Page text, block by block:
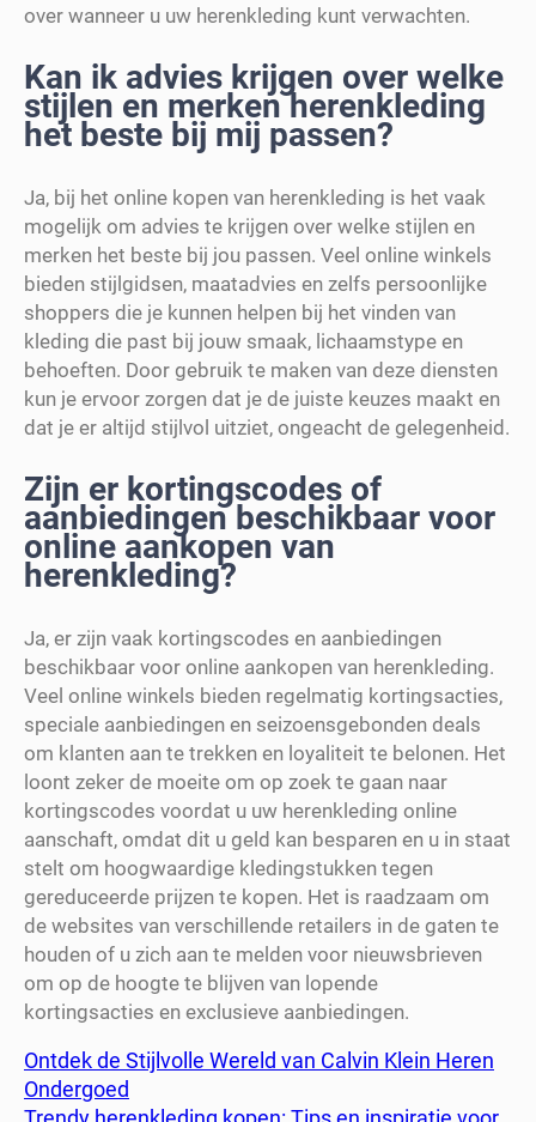
over wanneer u uw herenkleding kunt verwachten.
Kan ik advies krijgen over welke
stijlen en merken herenkleding
het beste bij mij passen?
Ja, bij het online kopen van herenkleding is het vaak
mogelijk om advies te krijgen over welke stijlen en
merken het beste bij jou passen. Veel online winkels
bieden stijlgidsen, maatadvies en zelfs persoonlijke
shoppers die je kunnen helpen bij het vinden van
kleding die past bij jouw smaak, lichaamstype en
behoeften. Door gebruik te maken van deze diensten
kun je ervoor zorgen dat je de juiste keuzes maakt en
dat je er altijd stijlvol uitziet, ongeacht de gelegenheid.
Zijn er kortingscodes of
aanbiedingen beschikbaar voor
online aankopen van
herenkleding?
Ja, er zijn vaak kortingscodes en aanbiedingen
beschikbaar voor online aankopen van herenkleding.
Veel online winkels bieden regelmatig kortingsacties,
speciale aanbiedingen en seizoensgebonden deals
om klanten aan te trekken en loyaliteit te belonen. Het
loont zeker de moeite om op zoek te gaan naar
kortingscodes voordat u uw herenkleding online
aanschaft, omdat dit u geld kan besparen en u in staat
stelt om hoogwaardige kledingstukken tegen
gereduceerde prijzen te kopen. Het is raadzaam om
de websites van verschillende retailers in de gaten te
houden of u zich aan te melden voor nieuwsbrieven
om op de hoogte te blijven van lopende
kortingsacties en exclusieve aanbiedingen.
Ontdek de Stijlvolle Wereld van Calvin Klein Heren
Ondergoed